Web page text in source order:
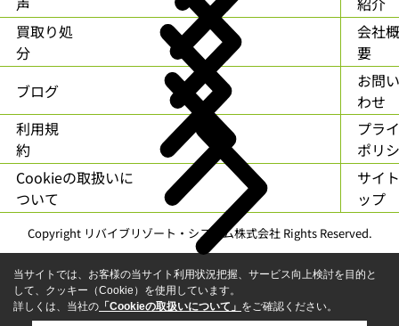
買取り処
分
会社概
要
ブログ
お問
わせ
利用規
約
プラ
ポリ
Cookieの取扱いに
ついて
サイ
ップ
Copyright リバイブリゾート・システム株式会社 Rights Reserved.
当サイトでは、お客様の当サイト利用状況把握、サービス向上検討を目的と
して、クッキー（Cookie）を使用しています。
詳しくは、当社の 「Cookieの取扱いについて」 をご確認ください。